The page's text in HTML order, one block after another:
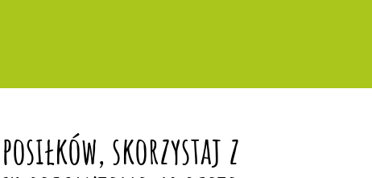
skorzystaj z